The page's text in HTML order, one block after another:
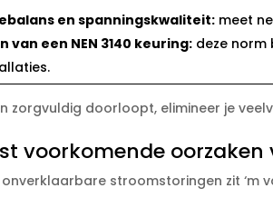
en spanningskwaliteit: meet
een NEN 3140 keuring: deze norm
zorgvuldig doorloopt, elimineer je
voorkomende
stroomstoringen zit ‘m